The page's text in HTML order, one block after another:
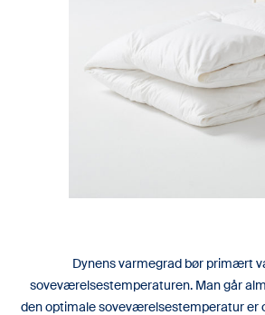
Dynens varmegrad bør primært
soveværelsestemperaturen. Man går
den optimale soveværelsestemperatur er